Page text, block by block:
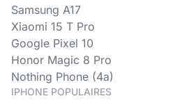
Samsung A17
Xiaomi 15 T Pro
Google Pixel 10
Honor Magic 8 Pro
Nothing Phone (4a)
IPHONE POPULAIRES